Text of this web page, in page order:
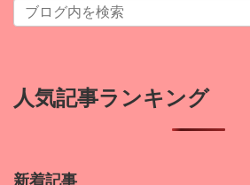
人気記事ランキング
新着記事